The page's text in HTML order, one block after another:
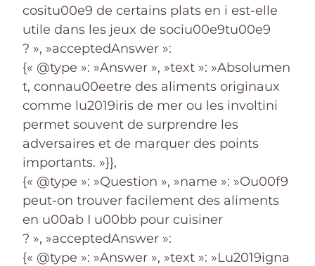
cositu00e9 de certains plats en i est-elle
utile dans les jeux de sociu00e9tu00e9
? », »acceptedAnswer »:
{« @type »: »Answer », »text »: »Absolumen
t, connau00eetre des aliments originaux
comme lu2019iris de mer ou les involtini
permet souvent de surprendre les
adversaires et de marquer des points
importants. »}},
{« @type »: »Question », »name »: »Ou00f9
peut-on trouver facilement des aliments
en u00ab I u00bb pour cuisiner
? », »acceptedAnswer »:
{« @type »: »Answer », »text »: »Lu2019igna